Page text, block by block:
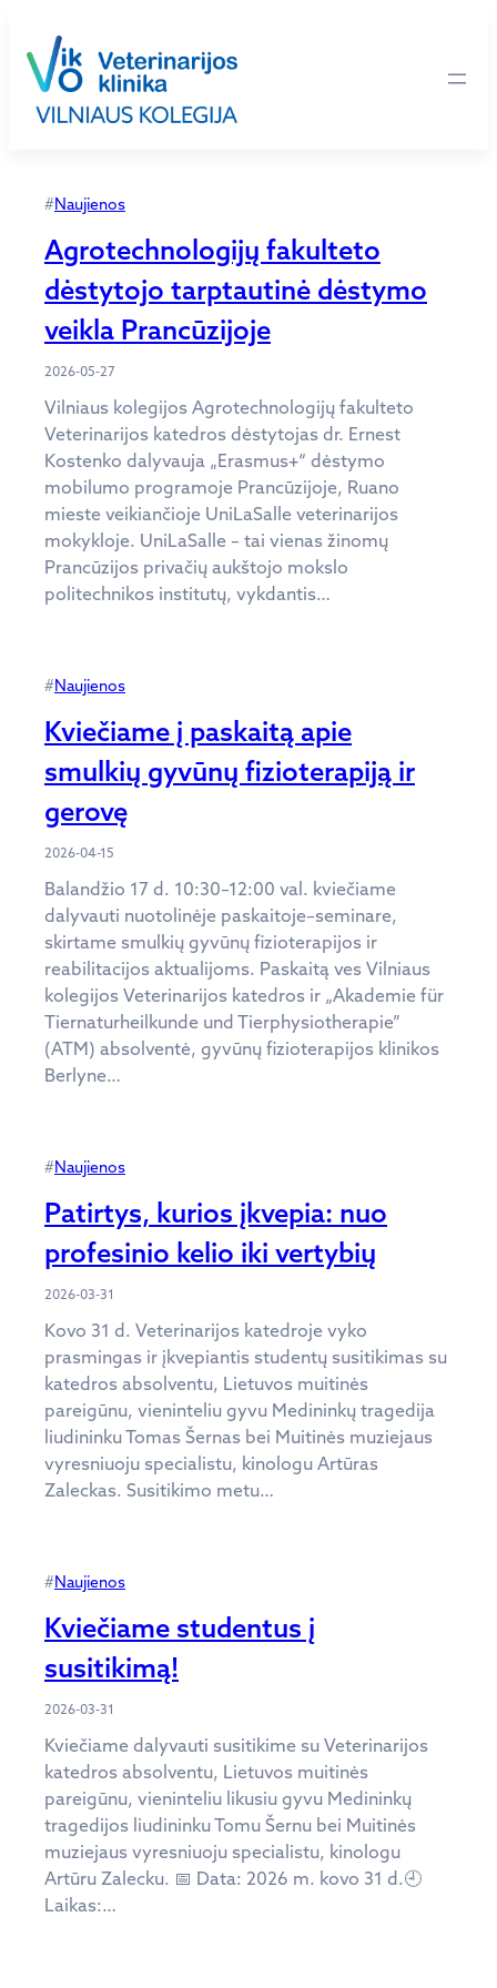
prie
turinio
#Naujienos
Agrotechnologijų fakulteto
dėstytojo tarptautinė dėstymo
veikla Prancūzijoje
2026-05-27
Vilniaus kolegijos Agrotechnologijų fakulteto
Veterinarijos katedros dėstytojas dr. Ernest
Kostenko dalyvauja „Erasmus+“ dėstymo
mobilumo programoje Prancūzijoje, Ruano
mieste veikiančioje UniLaSalle veterinarijos
mokykloje. UniLaSalle – tai vienas žinomų
Prancūzijos privačių aukštojo mokslo
politechnikos institutų, vykdantis…
#Naujienos
Kviečiame į paskaitą apie
smulkių gyvūnų fizioterapiją ir
gerovę
2026-04-15
Balandžio 17 d. 10:30–12:00 val. kviečiame
dalyvauti nuotolinėje paskaitoje–seminare,
skirtame smulkių gyvūnų fizioterapijos ir
reabilitacijos aktualijoms. Paskaitą ves Vilniaus
kolegijos Veterinarijos katedros ir „Akademie für
Tiernaturheilkunde und Tierphysiotherapie”
(ATM) absolventė, gyvūnų fizioterapijos klinikos
Berlyne…
#Naujienos
Patirtys, kurios įkvepia: nuo
profesinio kelio iki vertybių
2026-03-31
Kovo 31 d. Veterinarijos katedroje vyko
prasmingas ir įkvepiantis studentų susitikimas su
katedros absolventu, Lietuvos muitinės
pareigūnu, vieninteliu gyvu Medininkų tragedija
liudininku Tomas Šernas bei Muitinės muziejaus
vyresniuoju specialistu, kinologu Artūras
Zaleckas. Susitikimo metu…
#Naujienos
Kviečiame studentus į
susitikimą!
2026-03-31
Kviečiame dalyvauti susitikime su Veterinarijos
katedros absolventu, Lietuvos muitinės
pareigūnu, vieninteliu likusiu gyvu Medininkų
tragedijos liudininku Tomu Šernu bei Muitinės
muziejaus vyresniuoju specialistu, kinologu
Artūru Zalecku. 📅 Data: 2026 m. kovo 31 d.🕘
Laikas:…